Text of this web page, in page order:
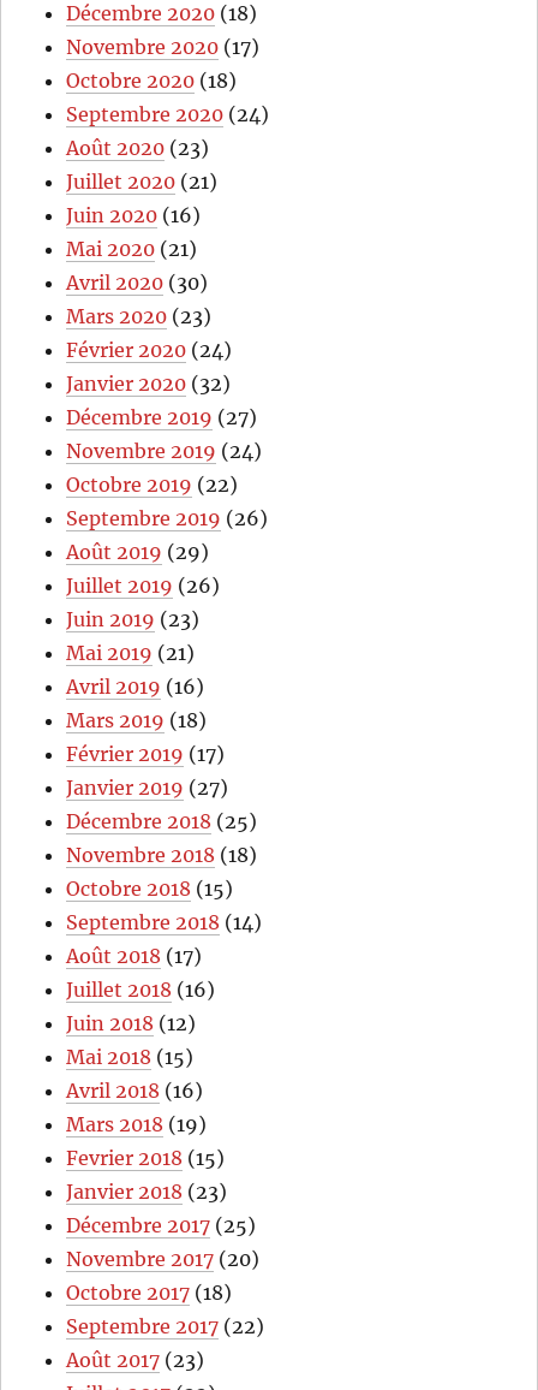
Décembre 2020 (18)
Novembre 2020 (17)
Octobre 2020 (18)
Septembre 2020 (24)
Août 2020 (23)
Juillet 2020 (21)
Juin 2020 (16)
Mai 2020 (21)
Avril 2020 (30)
Mars 2020 (23)
Février 2020 (24)
Janvier 2020 (32)
Décembre 2019 (27)
Novembre 2019 (24)
Octobre 2019 (22)
Septembre 2019 (26)
Août 2019 (29)
Juillet 2019 (26)
Juin 2019 (23)
Mai 2019 (21)
Avril 2019 (16)
Mars 2019 (18)
Février 2019 (17)
Janvier 2019 (27)
Décembre 2018 (25)
Novembre 2018 (18)
Octobre 2018 (15)
Septembre 2018 (14)
Août 2018 (17)
Juillet 2018 (16)
Juin 2018 (12)
Mai 2018 (15)
Avril 2018 (16)
Mars 2018 (19)
Fevrier 2018 (15)
Janvier 2018 (23)
Décembre 2017 (25)
Novembre 2017 (20)
Octobre 2017 (18)
Septembre 2017 (22)
Août 2017 (23)